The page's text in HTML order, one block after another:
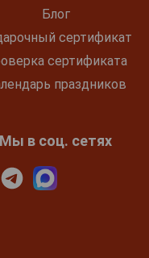
Блог
сертификат
сертификата
праздников
Мы в соц. сетях